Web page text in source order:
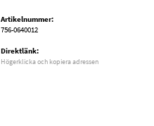
Artikelnummer:
756-0640012
Direktlänk:
Högerklicka och kopiera adressen